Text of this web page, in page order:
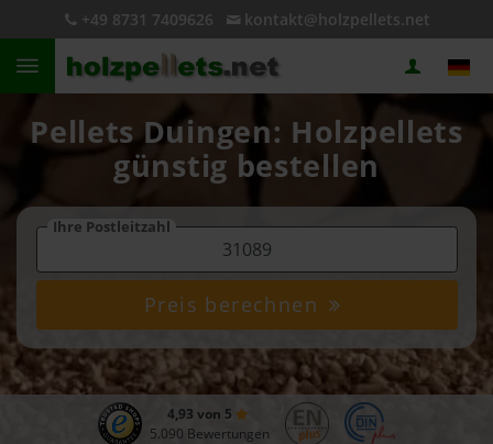
+49 8731 7409626 kontakt@holzpellets.net
Pellets Duingen: Holzpellets
günstig bestellen
Ihre Postleitzahl
Preis berechnen
4,93 von 5
5.090 Bewertungen